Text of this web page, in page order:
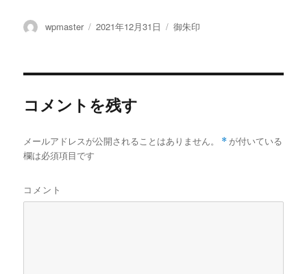
c
b
o
o
k
it
r
e
te
st
投
wpmaster
投
2021年12月31日
カ
リ
御朱印
コメントを残す
メールアドレスが公開されることはありません。 * が付いている
欄は必須項目です
コメント